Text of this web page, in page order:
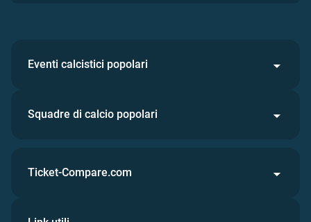
Eventi calcistici popolari
Squadre di calcio popolari
Ticket-Compare.com